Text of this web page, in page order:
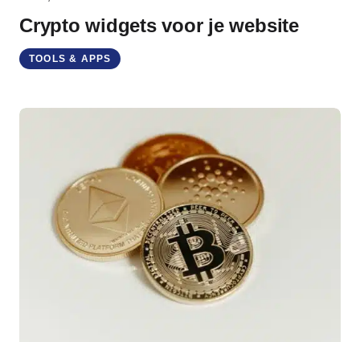
Crypto widgets voor je website
TOOLS & APPS